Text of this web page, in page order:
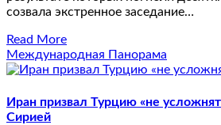
созвала экстренное заседание…
Read More
Международная Панорама
Иран призвал Турцию «не
Сирией